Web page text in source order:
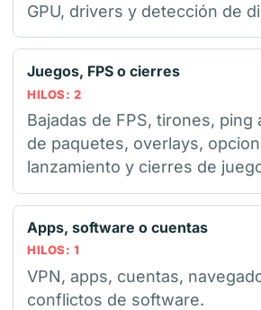
GPU, drivers y detección de
Juegos, FPS o cierres
HILOS: 2
Bajadas de FPS, tirones, ping
de paquetes, overlays,
lanzamiento y cierres de
Apps, software o cuentas
HILOS: 1
VPN, apps, cuentas,
conflictos de software.